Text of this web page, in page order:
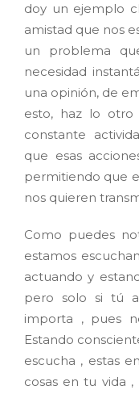
doy un ejemplo
amistad que nos
un problema
necesidad
una opinión, de
esto, haz lo
constante
que esas
permitiendo que
nos quieren
Como puedes
estamos
actuando y
pero solo si tú
importa , pues
Estando
escucha , estas
cosas en tu vida